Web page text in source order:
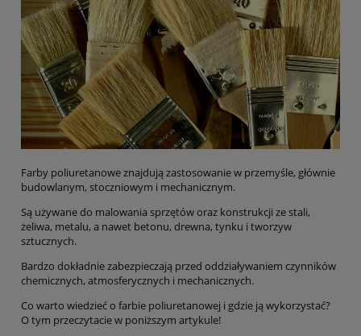
Farby poliuretanowe znajdują zastosowanie w przemyśle, głównie
budowlanym, stoczniowym i mechanicznym.
Są używane do malowania sprzętów oraz konstrukcji ze stali,
żeliwa, metalu, a nawet betonu, drewna, tynku i tworzyw
sztucznych.
Bardzo dokładnie zabezpieczają przed oddziaływaniem czynników
chemicznych, atmosferycznych i mechanicznych.
Co warto wiedzieć o farbie poliuretanowej i gdzie ją wykorzystać?
O tym przeczytacie w poniższym artykule!